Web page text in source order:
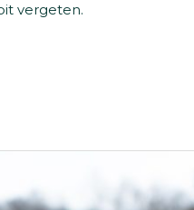
vergeten.